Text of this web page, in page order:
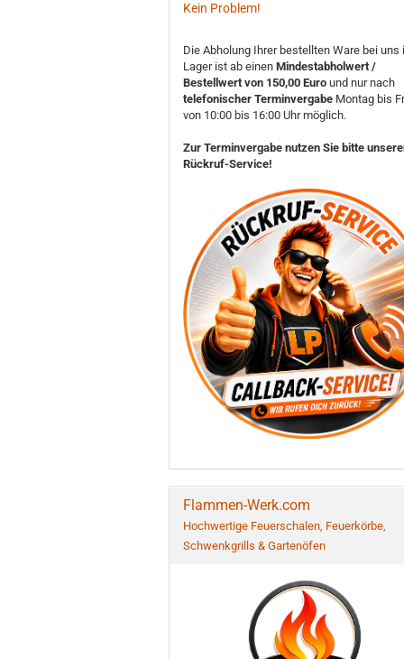
Kein Problem!
Die Abholung Ihrer bestellten Ware bei uns
Lager ist ab einen Mindestabholwert /
Bestellwert von 150,00 Euro und nur nach
telefonischer Terminvergabe Montag bis
von 10:00 bis 16:00 Uhr möglich.
Zur Terminvergabe nutzen Sie bitte
Rückruf-Service!
Flammen-Werk.com
Hochwertige Feuerschalen, Feuerkörbe,
Schwenkgrills & Gartenöfen